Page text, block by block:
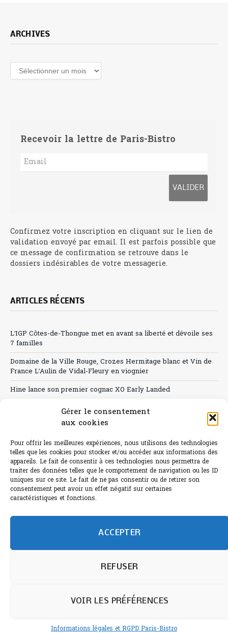
Gérer le consentement
aux cookies
Pour offrir les meilleures expériences, nous utilisons des technologies
telles que les cookies pour stocker et/ou accéder aux informations des
appareils. Le fait de consentir à ces technologies nous permettra de
traiter des données telles que le comportement de navigation ou les ID
uniques sur ce site. Le fait de ne pas consentir ou de retirer son
consentement peut avoir un effet négatif sur certaines
caractéristiques et fonctions.
ACCEPTER
REFUSER
VOIR LES PRÉFÉRENCES
Informations légales et RGPD Paris-Bistro
ARCHIVES
Archives
Recevoir la lettre de Paris-Bistro
Confirmez votre inscription en cliquant sur le lien de
validation envoyé par email. Il est parfois possible que
ce message de confirmation se retrouve dans le
dossiers indésirables de votre messagerie.
ARTICLES RÉCENTS
L’IGP Côtes-de-Thongue met en avant sa liberté et dévoile ses
7 familles
Domaine de la Ville Rouge, Crozes Hermitage blanc et Vin de
France L’Aulin de Vidal-Fleury en viognier
Hine lance son premier cognac XO Early Landed
Canicule : A quand le CHR à « l’heure espagnole » ?
Sélection de rosés 2026
L'abus d'alcool est dangereux pour la santé.
humain et 0% IA de Paris Bistro Editions - SARL de Presse -
Informations légales etRGPD